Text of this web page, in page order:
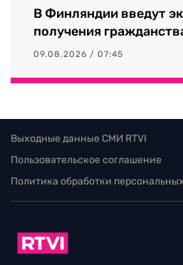
В Финляндии введут
получения
09.08.2026 / 07:45
Выходные данные СМИ RTVI
Пользовательское соглашение
Политика обработки